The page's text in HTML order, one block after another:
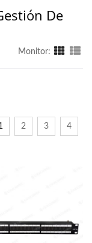
De
Monitor:
2 3 4